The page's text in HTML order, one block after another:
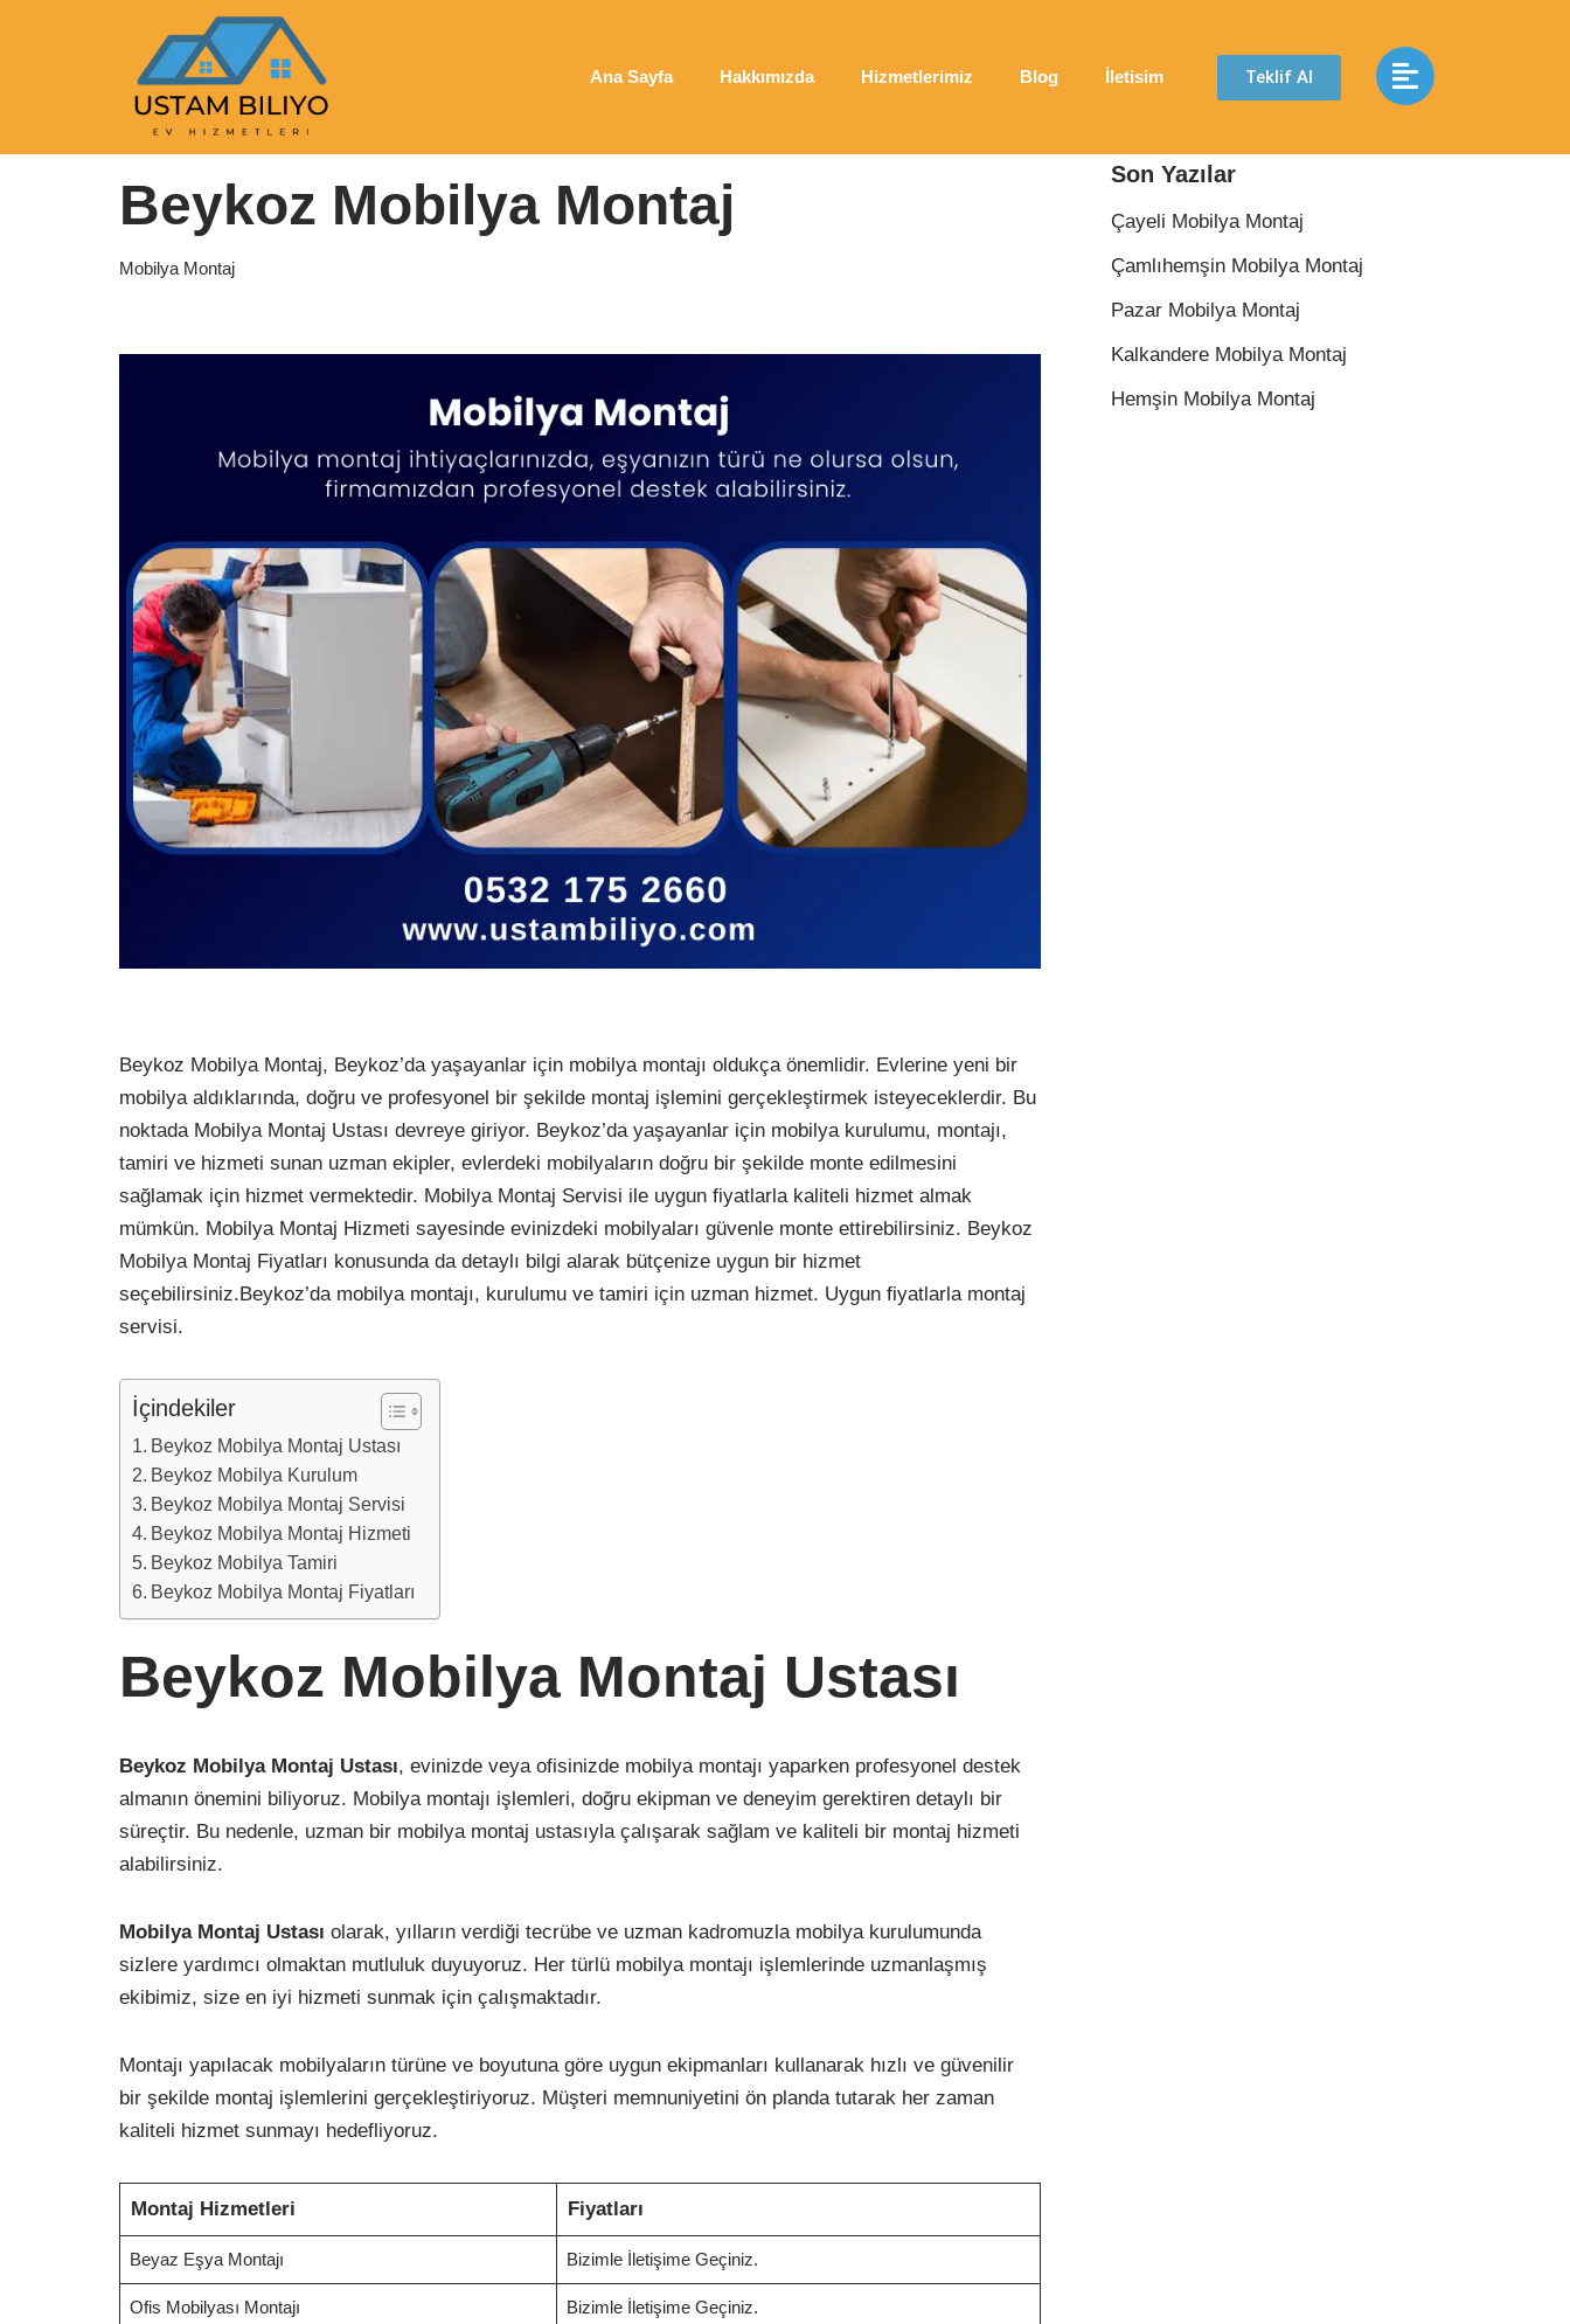
Ana Sayfa Hakkımızda Hizmetlerimiz Blog İletisim Teklif Al
Anasayfa|Mobilya Montaj|
Beykoz Mobilya Montaj
Mobilya Montaj
Beykoz Mobilya Montaj, Beykoz’da yaşayanlar için mobilya montajı oldukça önemlidir. Evlerine yeni bir
mobilya aldıklarında, doğru ve profesyonel bir şekilde montaj işlemini gerçekleştirmek isteyeceklerdir. Bu
noktada Mobilya Montaj Ustası devreye giriyor. Beykoz’da yaşayanlar için mobilya kurulumu, montajı,
tamiri ve hizmeti sunan uzman ekipler, evlerdeki mobilyaların doğru bir şekilde monte edilmesini
sağlamak için hizmet vermektedir. Mobilya Montaj Servisi ile uygun fiyatlarla kaliteli hizmet almak
mümkün. Mobilya Montaj Hizmeti sayesinde evinizdeki mobilyaları güvenle monte ettirebilirsiniz. Beykoz
Mobilya Montaj Fiyatları konusunda da detaylı bilgi alarak bütçenize uygun bir hizmet
seçebilirsiniz.Beykoz’da mobilya montajı, kurulumu ve tamiri için uzman hizmet. Uygun fiyatlarla montaj
servisi.
İçindekiler
Beykoz Mobilya Montaj Ustası
Beykoz Mobilya Kurulum
Beykoz Mobilya Montaj Servisi
Beykoz Mobilya Montaj Hizmeti
Beykoz Mobilya Tamiri
Beykoz Mobilya Montaj Fiyatları
Beykoz Mobilya Montaj Ustası
Beykoz Mobilya Montaj Ustası, evinizde veya ofisinizde mobilya montajı yaparken profesyonel destek
almanın önemini biliyoruz. Mobilya montajı işlemleri, doğru ekipman ve deneyim gerektiren detaylı bir
süreçtir. Bu nedenle, uzman bir mobilya montaj ustasıyla çalışarak sağlam ve kaliteli bir montaj hizmeti
alabilirsiniz.
Mobilya Montaj Ustası olarak, yılların verdiği tecrübe ve uzman kadromuzla mobilya kurulumunda
sizlere yardımcı olmaktan mutluluk duyuyoruz. Her türlü mobilya montajı işlemlerinde uzmanlaşmış
ekibimiz, size en iyi hizmeti sunmak için çalışmaktadır.
Montajı yapılacak mobilyaların türüne ve boyutuna göre uygun ekipmanları kullanarak hızlı ve güvenilir
bir şekilde montaj işlemlerini gerçekleştiriyoruz. Müşteri memnuniyetini ön planda tutarak her zaman
kaliteli hizmet sunmayı hedefliyoruz.
Montaj Hizmetleri Fiyatları
Beyaz Eşya Montajı Bizimle İletişime Geçiniz.
Ofis Mobilyası Montajı Bizimle İletişime Geçiniz.
Son Yazılar
Çayeli Mobilya Montaj
Çamlıhemşin Mobilya Montaj
Pazar Mobilya Montaj
Kalkandere Mobilya Montaj
Hemşin Mobilya Montaj